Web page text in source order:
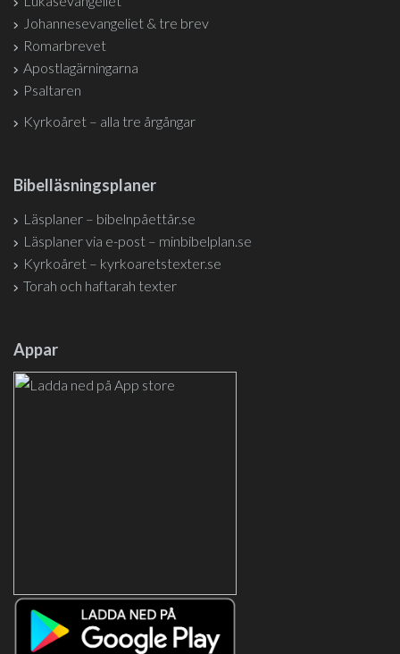
Johannesevangeliet & tre brev
Romarbrevet
Apostlagärningarna
Psaltaren
Kyrkoåret – alla tre årgångar
Bibelläsningsplaner
Läsplaner – bibelnpåettår.se
Läsplaner via e-post – minbibelplan.se
Kyrkoåret – kyrkoaretstexter.se
Torah och haftarah texter
Appar